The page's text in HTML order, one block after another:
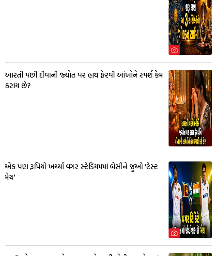
આરતી પછી દીવાની જ્યોત પર હાથ ફેરવી આંખોને સ્પર્શ કેમ
કરાય છે?
એક પણ રૂપિયો ખર્ચ્યા વગર સ્ટેડિયમમાં બેસીને જુઓ 'ટેસ્ટ
મેચ'